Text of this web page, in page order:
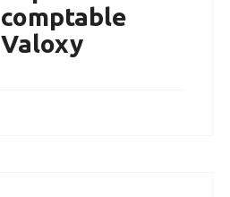
comptable
Valoxy